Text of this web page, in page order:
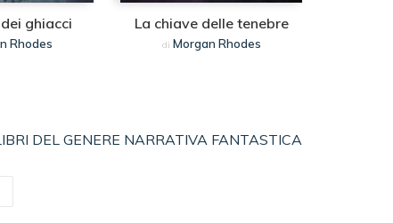
ghiacci
Rhodes
La chiave delle tenebre
di Morgan Rhodes
DEL GENERE NARRATIVA FANTASTICA